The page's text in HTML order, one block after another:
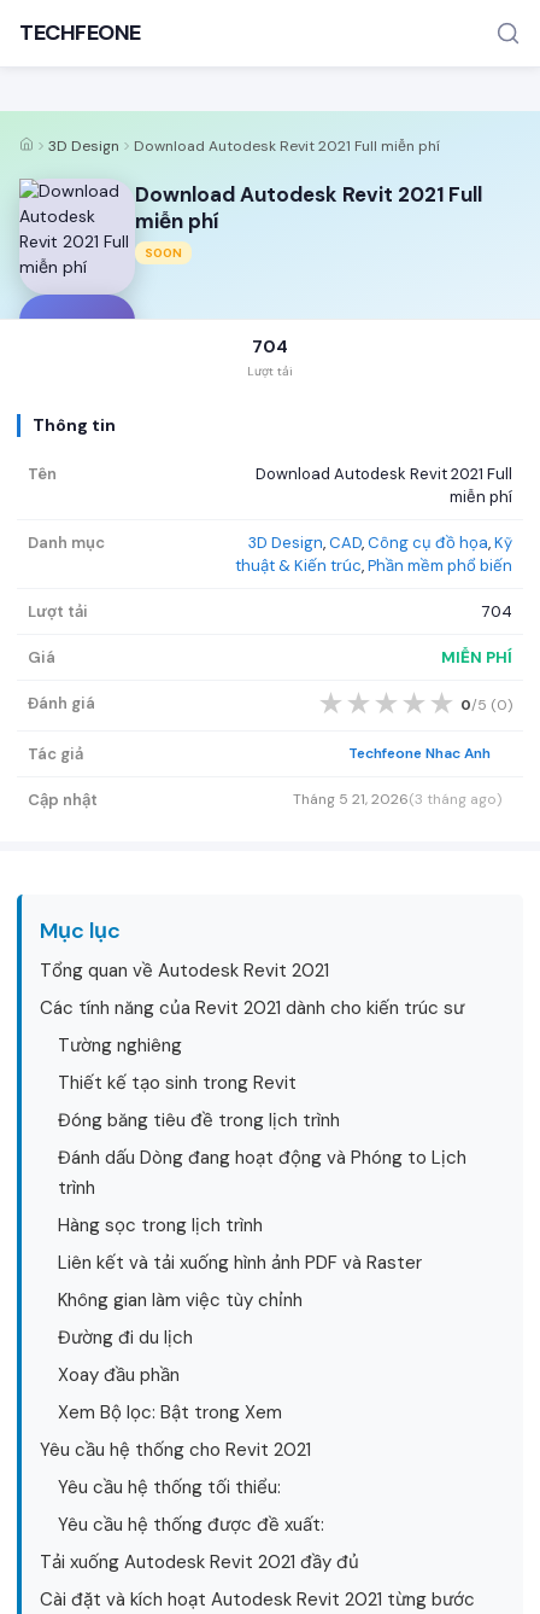
TÌM KIẾM PHỔ BIẾN
TECHFEONE
3D Design Download Autodesk Revit 2021 Full miễn phí
Download Autodesk Revit 2021 Full
miễn phí
SOON
704
Lượt tải
Thông tin
Tên
Download Autodesk Revit 2021 Full
miễn phí
Danh mục 3D Design,CAD,Công cụ đồ họa,Kỹ
thuật & Kiến trúc,Phần mềm phổ biến
Lượt tải 704
Giá MIỄN PHÍ
Đánh giá ★ ★ ★ ★ ★ 0/5 (0)
Tác giả Techfeone Nhac Anh
Cập nhật Tháng 5 21, 2026(3 tháng ago)
Mục lục
Tổng quan về Autodesk Revit 2021
Các tính năng của Revit 2021 dành cho kiến ​​trúc sư
Tường nghiêng
Thiết kế tạo sinh trong Revit
Đóng băng tiêu đề trong lịch trình
Đánh dấu Dòng đang hoạt động và Phóng to Lịch
trình
Hàng sọc trong lịch trình
Liên kết và tải xuống hình ảnh PDF và Raster
Không gian làm việc tùy chỉnh
Đường đi du lịch
Xoay đầu phần
Xem Bộ lọc: Bật trong Xem
Yêu cầu hệ thống cho Revit 2021
Yêu cầu hệ thống tối thiểu:
Yêu cầu hệ thống được đề xuất:
Tải xuống Autodesk Revit 2021 đầy đủ
Cài đặt và kích hoạt Autodesk Revit 2021 từng bước